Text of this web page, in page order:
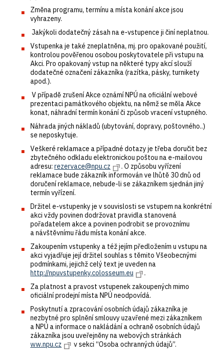
Změna programu, termínu a místa konání akce jsou
vyhrazeny.
Jakýkoli dodatečný zásah na e-vstupence ji činí neplatnou.
Vstupenka je také zneplatněna, mj. pro opakované použití,
kontrolou pověřenou osobou poskytovatele při vstupu na
Akci. Pro opakovaný vstup na některé typy akcí slouží
dodatečné označení zákazníka (razítka, pásky, turnikety
apod.).
V případě zrušení Akce oznámí NPÚ na oficiální webové
prezentaci památkového objektu, na němž se měla Akce
konat, náhradní termín konání či způsob vracení vstupného.
Náhrada jiných nákladů (ubytování, dopravy, poštovného..)
se neposkytuje.
Veškeré reklamace a případné dotazy je třeba doručit bez
zbytečného odkladu elektronickou poštou na e-mailovou
adresu: rezervace@npu.cz
. O způsobu vyřízení
reklamace bude zákazník informován ve lhůtě 30 dnů od
doručení reklamace, nebude-li se zákazníkem sjednán jiný
termín vyřízení.
Držitel e-vstupenky je v souvislosti se vstupem na konkrétní
akci vždy povinen dodržovat pravidla stanovená
pořadatelem akce a povinen podrobit se provoznímu
a návštěvnímu řádu místa konání akce.
Zakoupením vstupenky a též jejím předložením u vstupu na
akci vyjadřuje její držitel souhlas s těmito Všeobecnými
podmínkami, jejichž celý text je uveden na
http://npuvstupenky.colosseum.eu
.
Za platnost a pravost vstupenek zakoupených mimo
oficiální prodejní místa NPÚ neodpovídá.
Poskytnutí a zpracování osobních údajů zákazníka je
nezbytné pro splnění smlouvy uzavřené mezi zákazníkem
a NPÚ a informace o nakládání a ochraně osobních údajů
zákazníka jsou uveřejněny na webových stránkách
ww.npu.cz
v sekci “Osoba ochranných údajů”.